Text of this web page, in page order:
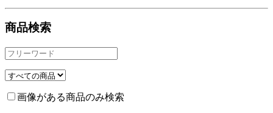
商品検索
画像がある商品のみ検索